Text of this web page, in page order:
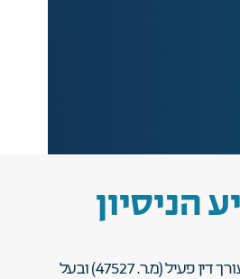
הניסיון
החל משנת 2007, אני עורך דין פעיל (מ.ר. 47527) ובעל